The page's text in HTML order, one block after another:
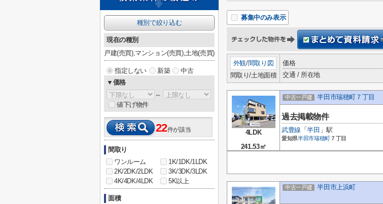
募集中のみ表示
外観/間取り図
間取り/土地面積
価格
交通 / 所在地
4LDK
241.53㎡
中古一戸建 半田市瑞穂町７丁目
過去掲載物件
武豊線 「半田 」駅
愛知県半田市瑞穂町 ７丁目
中古一戸建 半田市上浜町
種別で絞り込む
現在の種別
戸建(売買),マンション(売買),土地(売買)
指定しない 新築
中古
▼価格
～
値下げ物件
22件が該当
間取り
ワンルーム
1K/1DK/1LDK
2K/2DK/2LDK
3K/3DK/3LDK
4K/4DK/4LDK
5K以上
面積